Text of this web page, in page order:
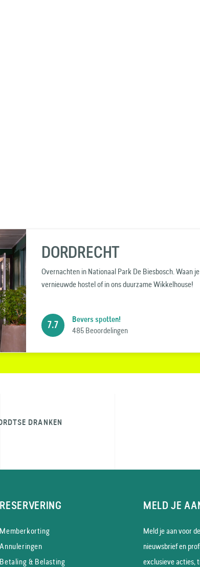
DORDRECHT
Overnachten in Nationaal Park De Biesbosch. Waan
vernieuwde hostel of in ons duurzame Wikkelhouse!
7.7
Bevers spotten!
485 Beoordelingen
DRANKEN
RESERVERING
Memberkorting
Annuleringen
Betaling & Belasting
MELD JE
Meld je aan voor
nieuws­brief en
exclusieve acties,